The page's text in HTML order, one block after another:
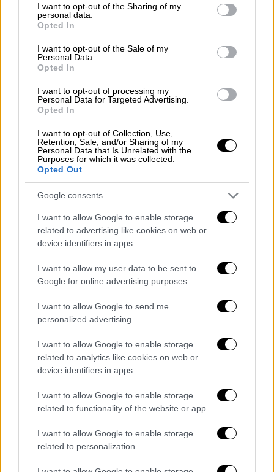
not limited to your visit or usage behaviour. You may click to
grant or deny consent to Google and its third-party tags to
use your data for below specified purposes in below Google
consent section.
I want to opt-out of the Sharing of my
personal data.
Opted In
I want to opt-out of the Sale of my
Personal Data.
Opted In
I want to opt-out of processing my
Personal Data for Targeted Advertising.
Opted In
I want to opt-out of Collection, Use,
Retention, Sale, and/or Sharing of my
Personal Data that Is Unrelated with the
Purposes for which it was collected.
Opted Out
Google consents
I want to allow Google to enable storage
related to advertising like cookies on web or
device identifiers in apps.
I want to allow my user data to be sent to
Google for online advertising purposes.
I want to allow Google to send me
personalized advertising.
I want to allow Google to enable storage
related to analytics like cookies on web or
device identifiers in apps.
I want to allow Google to enable storage
related to functionality of the website or app.
I want to allow Google to enable storage
related to personalization.
άλλες πλευρές, ο Ζούμπκοβ αναμένεται την
Τρίτη (2/6) στην Αθήνα, προκειμένου να
περάσει από τις απαραίτητες ιατρικές
εξετάσεις και, εφόσον όλα κυλήσουν ομαλά,
να υπογράψει το συμβόλαιό του με την ΑΕΚ.
Πρόκειται για μεταγραφή, καθώς ο Ουκρανός
άσος δεσμεύεται με συμβόλαιο με την
🚨🟡⚫️ AEK Athens have agreed deal
to sign Oleksandr Zubkov from
Trabzonspor.
Medical tomorrow for the 29 year old
winger.pic.twitter.com/7G7ys8Ab3P
(@FabrizioRomano)June 1, 2026
Ποιος είναι ο Ολεξάντρ Ζούμπκοβ
Ο Ολεξάντρ Ζούμπκοβ ανήκει στην
Τράμπζονσπορ, η οποία τον απέκτησε από τη
Σαχτάρ τον Φεβρουάριο του 2025 έναντι 6
εκατομμυρίων ευρώ. Με την τουρκική ομάδα
έχει καταγράψει συνολικά 57 συμμετοχές, με
απολογισμό 12 γκολ και 16 ασίστ.
Προτού μετακομίσει στην Τουρκία, είχε
σημαντική παρουσία στη Σαχτάρ, με την